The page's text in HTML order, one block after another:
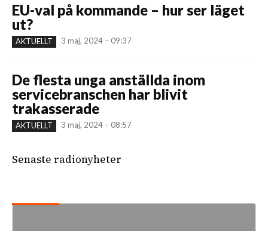
EU-val på kommande – hur ser läget
ut?
AKTUELLT 3 maj, 2024 – 09:37
De flesta unga anställda inom
servicebranschen har blivit
trakasserade
AKTUELLT 3 maj, 2024 – 08:57
Senaste radionyheter